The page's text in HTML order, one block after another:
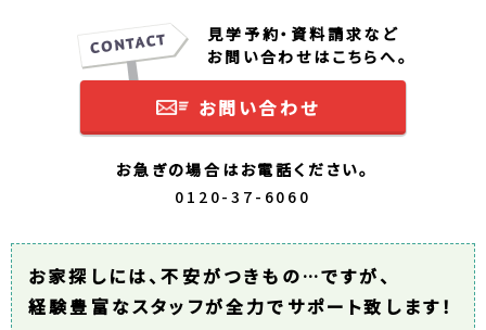
見学予約・資料請求など
お問い合わせはこちらへ。
お問い合わせ
お急ぎの場合はお電話ください。
0120-37-6060
お家探しには、不安がつきもの…ですが、
経験豊富なスタッフが全力でサポート致します！